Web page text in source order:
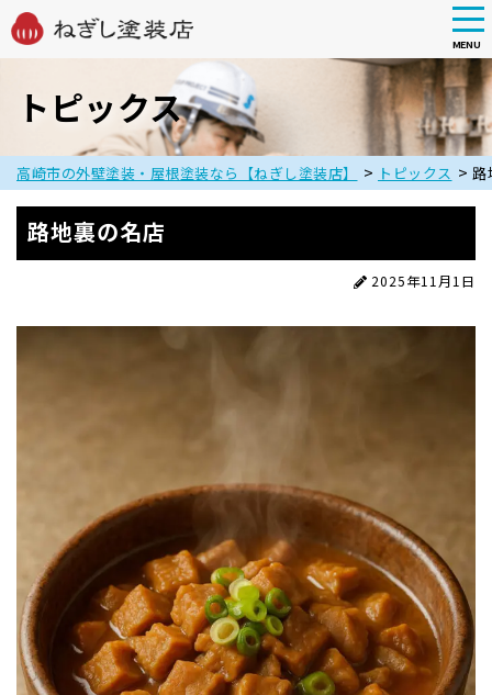
main
MENU
トピックス
高崎市の外壁塗装・屋根塗装なら【ねぎし塗装店】 > トピックス > 路
路地裏の名店
2025年11月1日